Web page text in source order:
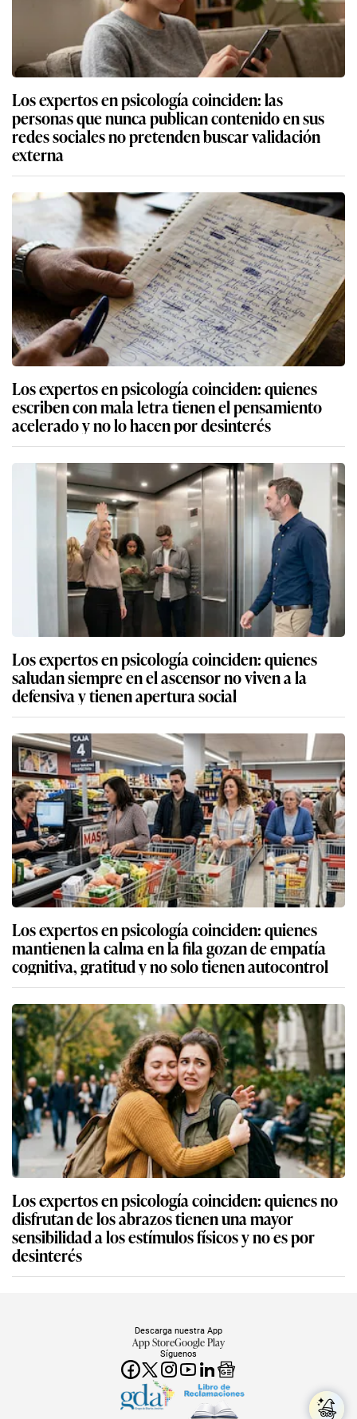
Los expertos en psicología coinciden: las
personas que nunca publican contenido en sus
redes sociales no pretenden buscar validación
externa
Los expertos en psicología coinciden: quienes
escriben con mala letra tienen el pensamiento
acelerado y no lo hacen por desinterés
Los expertos en psicología coinciden: quienes
saludan siempre en el ascensor no viven a la
defensiva y tienen apertura social
Los expertos en psicología coinciden: quienes
mantienen la calma en la fila gozan de empatía
cognitiva, gratitud y no solo tienen autocontrol
Los expertos en psicología coinciden: quienes no
disfrutan de los abrazos tienen una mayor
sensibilidad a los estímulos físicos y no es por
desinterés
Síguenos
Descarga nuestra App
App StoreGoogle Play